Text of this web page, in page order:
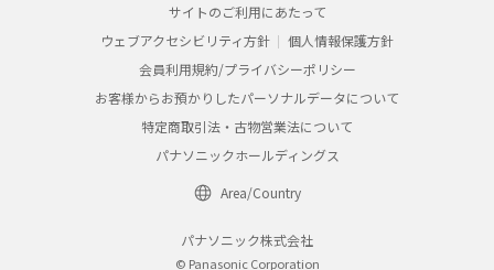
サイトのご利用にあたって
ウェブアクセシビリティ方針
個人情報保護方針
会員利用規約/プライバシーポリシー
お客様からお預かりしたパーソナルデータについて
特定商取引法・古物営業法について
パナソニックホールディングス
Area/Country
パナソニック株式会社
© Panasonic Corporation